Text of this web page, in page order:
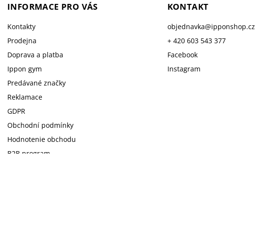
INFORMACE PRO VÁS
Kontakty
Prodejna
Doprava a platba
Ippon gym
Predávané značky
Reklamace
GDPR
Obchodní podmínky
Hodnotenie obchodu
B2B program
KONTAKT
objednavka@ipponshop.cz
+ 420 603 543 377
Facebook
Instagram